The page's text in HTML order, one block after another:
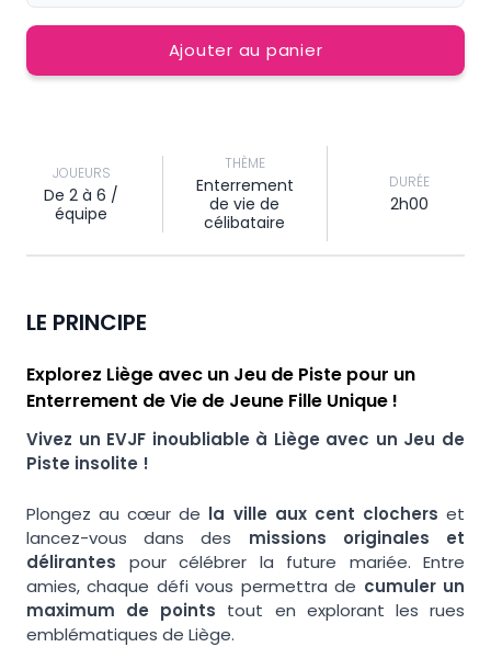
Ajouter au panier
JOUEURS
De 2 à 6 /
équipe
THÈME
Enterrement
de vie de
célibataire
DURÉE
2h00
LE PRINCIPE
Explorez Liège avec un Jeu de Piste pour un
Enterrement de Vie de Jeune Fille Unique !
Vivez un EVJF inoubliable à Liège avec un Jeu de
Piste insolite !
Plongez au cœur de la ville aux cent clochers et
lancez-vous dans des missions originales et
délirantes
pour célébrer la future mariée. Entre
amies, chaque défi vous permettra de cumuler un
maximum de points tout en explorant les rues
emblématiques de Liège.